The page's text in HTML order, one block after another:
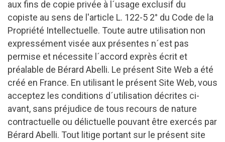
aux fins de copie privée à l´usage exclusif du
copiste au sens de l'article L. 122-5 2° du Code de la
Propriété Intellectuelle. Toute autre utilisation non
expressément visée aux présentes n´est pas
permise et nécessite l´accord exprès écrit et
préalable de Bérard Abelli. Le présent Site Web a été
créé en France. En utilisant le présent Site Web, vous
acceptez les conditions d´utilisation décrites ci-
avant, sans préjudice de tous recours de nature
contractuelle ou délictuelle pouvant être exercés par
Bérard Abelli. Tout litige portant sur le présent site